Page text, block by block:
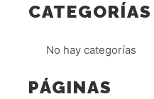
CATEGORÍAS
No hay categorías
PÁGINAS